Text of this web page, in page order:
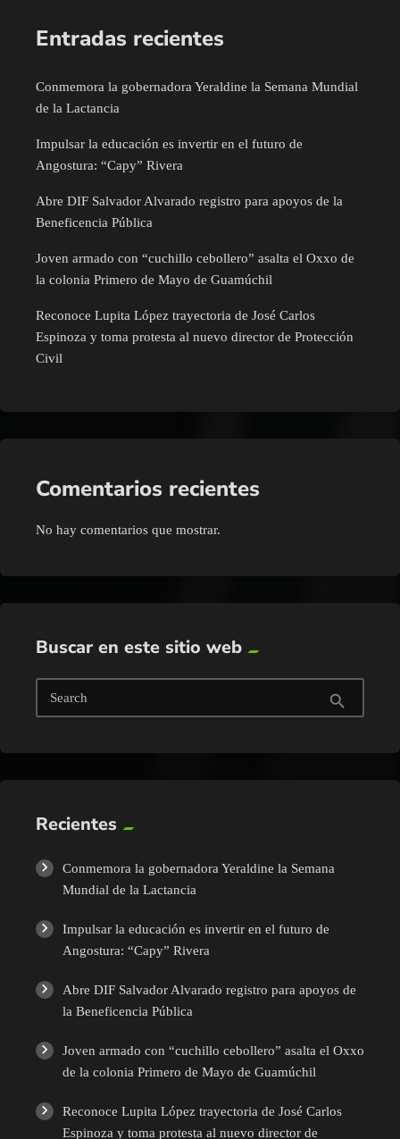
Entradas recientes
Conmemora la gobernadora Yeraldine la Semana Mundial
de la Lactancia
Impulsar la educación es invertir en el futuro de
Angostura: “Capy” Rivera
Abre DIF Salvador Alvarado registro para apoyos de la
Beneficencia Pública
Joven armado con “cuchillo cebollero” asalta el Oxxo de
la colonia Primero de Mayo de Guamúchil
Reconoce Lupita López trayectoria de José Carlos
Espinoza y toma protesta al nuevo director de Protección
Civil
Comentarios recientes
No hay comentarios que mostrar.
Buscar en este sitio web
Search search
Recientes
Conmemora la gobernadora Yeraldine la Semana
Mundial de la Lactancia
Impulsar la educación es invertir en el futuro de
Angostura: “Capy” Rivera
Abre DIF Salvador Alvarado registro para apoyos de
la Beneficencia Pública
Joven armado con “cuchillo cebollero” asalta el Oxxo
de la colonia Primero de Mayo de Guamúchil
Reconoce Lupita López trayectoria de José Carlos
Espinoza y toma protesta al nuevo director de